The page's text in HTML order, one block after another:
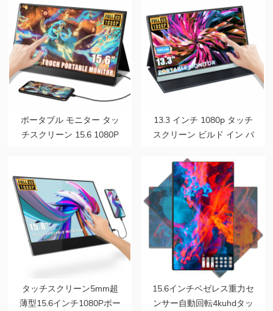
モニター ポータブル スピ
ーカー付き ラップトップ
用
用自動回転
ポータブル モニター タッ
チスクリーン 15.6 1080P
ラ スリム トラベル セカン
ド モニター ラップトップ
用
13.3 インチ 1080p タッチ
スクリーン ビルド イン バ
ンダー モニター、フル機
能タイプ C インターフェ
イス付き
タッチスクリーン5mm超
薄型15.6インチ1080Pポー
15.6インチベゼレス重力セ
ンサー自動回転4kuhdタッ